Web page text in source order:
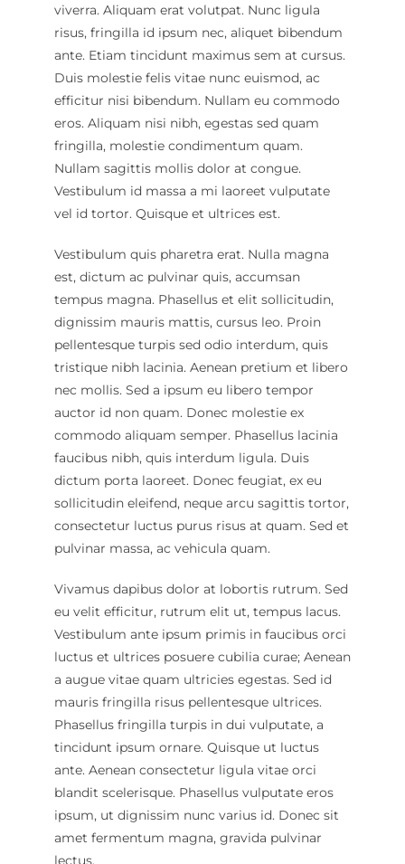
viverra. Aliquam erat volutpat. Nunc ligula
risus, fringilla id ipsum nec, aliquet bibendum
ante. Etiam tincidunt maximus sem at cursus.
Duis molestie felis vitae nunc euismod, ac
efficitur nisi bibendum. Nullam eu commodo
eros. Aliquam nisi nibh, egestas sed quam
fringilla, molestie condimentum quam.
Nullam sagittis mollis dolor at congue.
Vestibulum id massa a mi laoreet vulputate
vel id tortor. Quisque et ultrices est.
Vestibulum quis pharetra erat. Nulla magna
est, dictum ac pulvinar quis, accumsan
tempus magna. Phasellus et elit sollicitudin,
dignissim mauris mattis, cursus leo. Proin
pellentesque turpis sed odio interdum, quis
tristique nibh lacinia. Aenean pretium et libero
nec mollis. Sed a ipsum eu libero tempor
auctor id non quam. Donec molestie ex
commodo aliquam semper. Phasellus lacinia
faucibus nibh, quis interdum ligula. Duis
dictum porta laoreet. Donec feugiat, ex eu
sollicitudin eleifend, neque arcu sagittis tortor,
consectetur luctus purus risus at quam. Sed et
pulvinar massa, ac vehicula quam.
Vivamus dapibus dolor at lobortis rutrum. Sed
eu velit efficitur, rutrum elit ut, tempus lacus.
Vestibulum ante ipsum primis in faucibus orci
luctus et ultrices posuere cubilia curae; Aenean
a augue vitae quam ultricies egestas. Sed id
mauris fringilla risus pellentesque ultrices.
Phasellus fringilla turpis in dui vulputate, a
tincidunt ipsum ornare. Quisque ut luctus
ante. Aenean consectetur ligula vitae orci
blandit scelerisque. Phasellus vulputate eros
ipsum, ut dignissim nunc varius id. Donec sit
amet fermentum magna, gravida pulvinar
lectus.